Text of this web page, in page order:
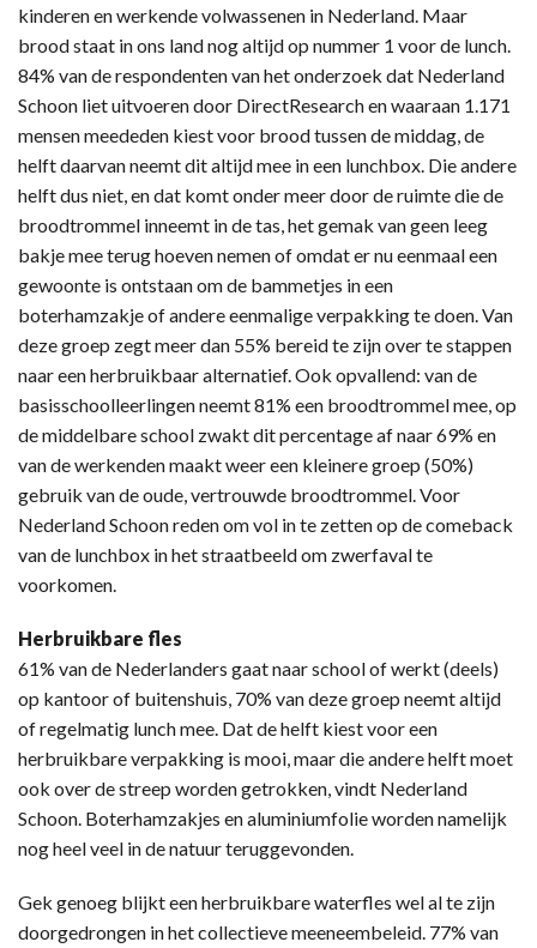
kinderen en werkende volwassenen in Nederland. Maar
brood staat in ons land nog altijd op nummer 1 voor de lunch.
84% van de respondenten van het onderzoek dat Nederland
Schoon liet uitvoeren door DirectResearch en waaraan 1.171
mensen meededen kiest voor brood tussen de middag, de
helft daarvan neemt dit altijd mee in een lunchbox. Die andere
helft dus niet, en dat komt onder meer door de ruimte die de
broodtrommel inneemt in de tas, het gemak van geen leeg
bakje mee terug hoeven nemen of omdat er nu eenmaal een
gewoonte is ontstaan om de bammetjes in een
boterhamzakje of andere eenmalige verpakking te doen. Van
deze groep zegt meer dan 55% bereid te zijn over te stappen
naar een herbruikbaar alternatief. Ook opvallend: van de
basisschoolleerlingen neemt 81% een broodtrommel mee, op
de middelbare school zwakt dit percentage af naar 69% en
van de werkenden maakt weer een kleinere groep (50%)
gebruik van de oude, vertrouwde broodtrommel. Voor
Nederland Schoon reden om vol in te zetten op de comeback
van de lunchbox in het straatbeeld om zwerfaval te
voorkomen.
Herbruikbare fles
61% van de Nederlanders gaat naar school of werkt (deels)
op kantoor of buitenshuis, 70% van deze groep neemt altijd
of regelmatig lunch mee. Dat de helft kiest voor een
herbruikbare verpakking is mooi, maar die andere helft moet
ook over de streep worden getrokken, vindt Nederland
Schoon. Boterhamzakjes en aluminiumfolie worden namelijk
nog heel veel in de natuur teruggevonden.
Gek genoeg blijkt een herbruikbare waterfles wel al te zijn
doorgedrongen in het collectieve meeneembeleid. 77% van